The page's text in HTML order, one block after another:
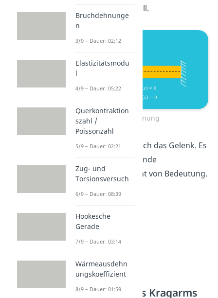
Moment sind Null.
Einspannung
Zusätzlich gibt es noch das Gelenk. Es
ist aber für die folgende
Beispielaufgabe nicht von Bedeutung.
Biegelinie eines Kragarms
Bruchdehnunge
n
3/9 – Dauer: 02:12
Elastizitätsmodu
l
4/9 – Dauer: 05:22
Querkontraktion
szahl /
Poissonzahl
5/9 – Dauer: 02:21
Zug- und
Torsionsversuch
6/9 – Dauer: 08:39
Hookesche
Gerade
7/9 – Dauer: 03:14
Wärmeausdehn
ungskoeffizient
8/9 – Dauer: 01:59